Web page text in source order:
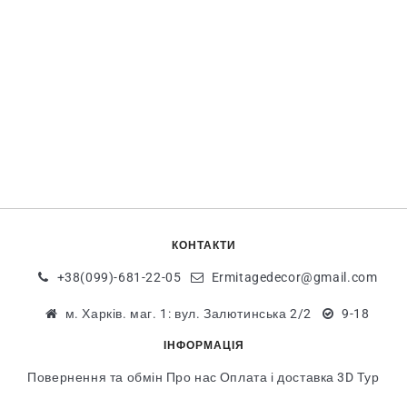
КОНТАКТИ
+38(099)-681-22-05 Ermitagedecor@gmail.com
м. Харків. маг. 1: вул. Залютинська 2/2 9-18
ІНФОРМАЦІЯ
Повернення та обмін Про нас Оплата і доставка 3D Тур